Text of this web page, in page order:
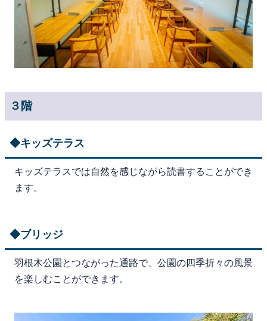
３階
◆キッズテラス
キッズテラスでは自然を感じながら読書することができ
ます。
◆ブリッジ
羽根木公園とつながった通路で、公園の四季折々の風景
を楽しむことができます。